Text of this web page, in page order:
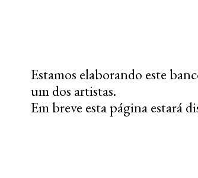
Estamos elaborando este
um dos artistas.
Em breve esta página estará